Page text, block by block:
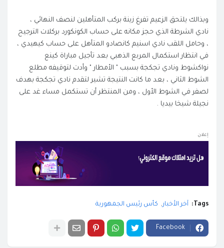
وبذالك يلتحق الزعيم تفرغ زينة بركب المتأهلين لنصف النهائي ،
نادي الشرطة الذي حجز مكانه على حساب الكونكورد بركلات الترجيح
، وحامل اللقب نادي اسنيم كانصادو المتأهل على حساب كيهيدي ،
في انتظار استكمال المربع الذهبي بعد تأجيل مباراة كينع
نواكشوط ونادي تجكجة بسبب " الأمطار " وأدت لتوقيفه مطلع
الشوط الثاني ، بعد ما كانت النتيجة تشير لتقدم نادي تجكجة بهدف
لصفر في الشوط الأول ، ومن المنتظر أن تستكمل مساء غد على
نجيلة شيخا بيديا .
إعلان
Tags: آخر الأخبار كأس رئيس الجمهورية
Facebook